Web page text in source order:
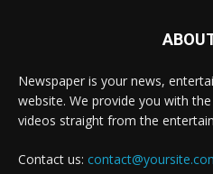
Newspaper is your news,
website. We provide you with
videos straight from the
Contact us: